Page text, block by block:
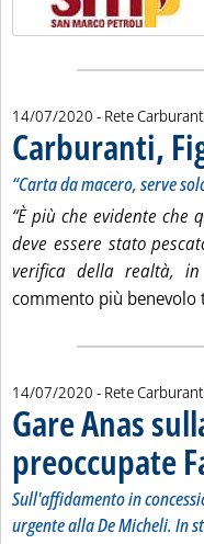
14/07/2020 - Rete
Carburanti,
“Carta da macero, serve
“È più che evidente che
deve essere stato
verifica della realtà,
commento più benevolo
14/07/2020 - Rete
Gare Anas
preoccupate
Sull'affidamento in
urgente alla De Micheli. In